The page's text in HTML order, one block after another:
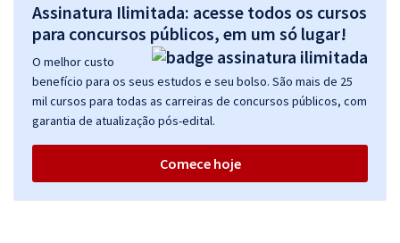
Assinatura Ilimitada: acesse todos os cursos
para concursos públicos, em um só lugar!
O melhor custo
benefício para os seus estudos e seu bolso. São mais de 25
mil cursos para todas as carreiras de concursos públicos, com
garantia de atualização pós-edital.
Comece hoje